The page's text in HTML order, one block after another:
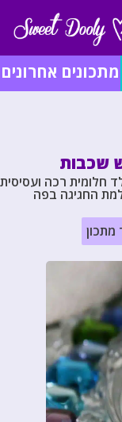
מתכונים אחרונים
שכבות
חלומית רכה ועסיסית
החגיגה בפה
מתכון